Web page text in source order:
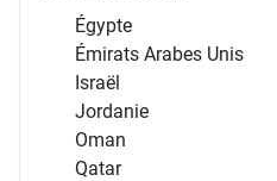
Égypte
Émirats Arabes Unis
Israël
Jordanie
Oman
Qatar